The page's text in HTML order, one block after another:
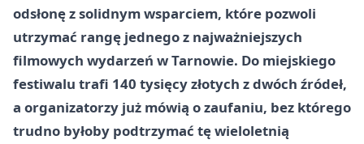
odsłonę z solidnym wsparciem, które pozwoli
utrzymać rangę jednego z najważniejszych
filmowych wydarzeń w Tarnowie. Do miejskiego
festiwalu trafi 140 tysięcy złotych z dwóch źródeł,
a organizatorzy już mówią o zaufaniu, bez którego
trudno byłoby podtrzymać tę wieloletnią